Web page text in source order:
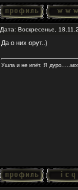
Дата: Воскресенье,
Да о них орут..)
Ушла и не ипёт. Я